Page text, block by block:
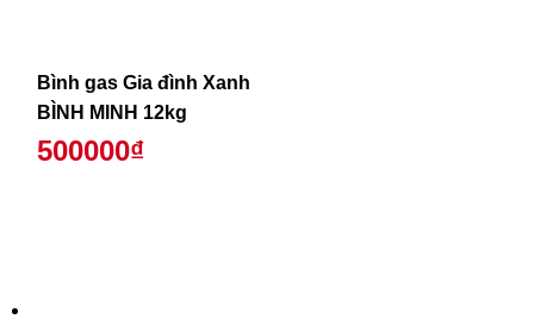
Bình gas Gia đình Xanh
BÌNH MINH 12kg
500000₫